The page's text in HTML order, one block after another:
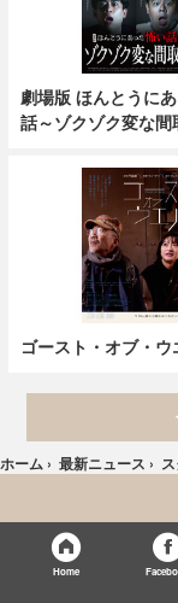
劇場版 ほんとうに
話～ゾクゾク変な間
ゴースト・オブ・ウ
ホーム › 最新ニュース ›
Home